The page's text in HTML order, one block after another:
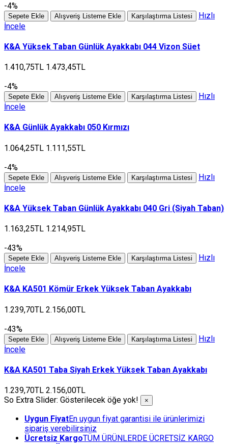
-4%
Sepete Ekle Alışveriş Listeme Ekle Karşılaştırma Listesi
Hızlı
İncele
K&A Yüksek Taban Günlük Ayakkabı 044 Vizon Süet
1.410,75TL 1.473,45TL
-4%
Sepete Ekle Alışveriş Listeme Ekle Karşılaştırma Listesi
Hızlı
İncele
K&A Günlük Ayakkabı 050 Kırmızı
1.064,25TL 1.111,55TL
-4%
Sepete Ekle Alışveriş Listeme Ekle Karşılaştırma Listesi
Hızlı
İncele
K&A Yüksek Taban Günlük Ayakkabı 040 Gri (Siyah Taban)
1.163,25TL 1.214,95TL
-43%
Sepete Ekle Alışveriş Listeme Ekle Karşılaştırma Listesi
Hızlı
İncele
K&A KA501 Kömür Erkek Yüksek Taban Ayakkabı
1.239,70TL 2.156,00TL
-43%
Sepete Ekle Alışveriş Listeme Ekle Karşılaştırma Listesi
Hızlı
İncele
K&A KA501 Taba Siyah Erkek Yüksek Taban Ayakkabı
1.239,70TL 2.156,00TL
So Extra Slider: Gösterilecek öğe yok!
×
Uygun FiyatEn uygun fiyat garantisi ile ürünlerimizi
sipariş verebilirsiniz
Ücretsiz KargoTÜM ÜRÜNLERDE ÜCRETSİZ KARGO